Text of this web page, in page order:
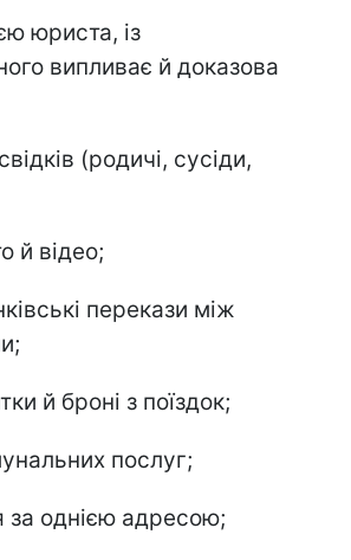
юриста, із
випливає й доказова
(родичі, сусіди,
й відео;
перекази між
й броні з поїздок;
послуг;
за однією адресою;